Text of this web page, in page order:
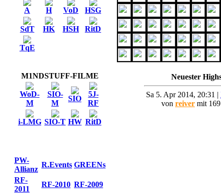
A H VoD HSG
SdT HK HSH RitD
TqE
M1NDSTUFF-FILME
WoD-
M
SIO-
M
SIO
5J-
RF
i-LMG SIO-T HW RitD
PW-
Allianz
R.Events GREENs
RF-
2011
RF-2010 RF-2009
Neuester
Sa 5. Apr 2014, 20:31 |
von reiver mit